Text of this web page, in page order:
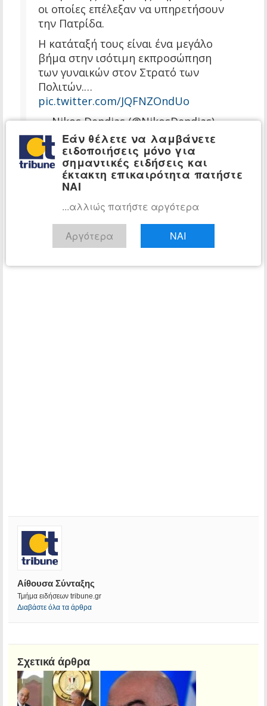
οι οποίες επέλεξαν να υπηρετήσουν
την Πατρίδα.
Η κατάταξή τους είναι ένα μεγάλο
βήμα στην ισότιμη εκπροσώπηση
των γυναικών στον Στρατό των
Πολιτών.…
pic.twitter.com/JQFNZOndUo
— Nikos Dendias (@NikosDendias)
June 5, 2026
Αίθουσα Σύνταξης
Τμήμα ειδήσεων tribune.gr
Διαβάστε όλα τα άρθρα
Σχετικά άρθρα
Εάν θέλετε να λαμβάνετε
ειδοποιήσεις μόνο για
σημαντικές ειδήσεις και
έκτακτη επικαιρότητα πατήστε
ΝΑΙ
...αλλιώς πατήστε αργότερα
Αργότερα ΝΑΙ